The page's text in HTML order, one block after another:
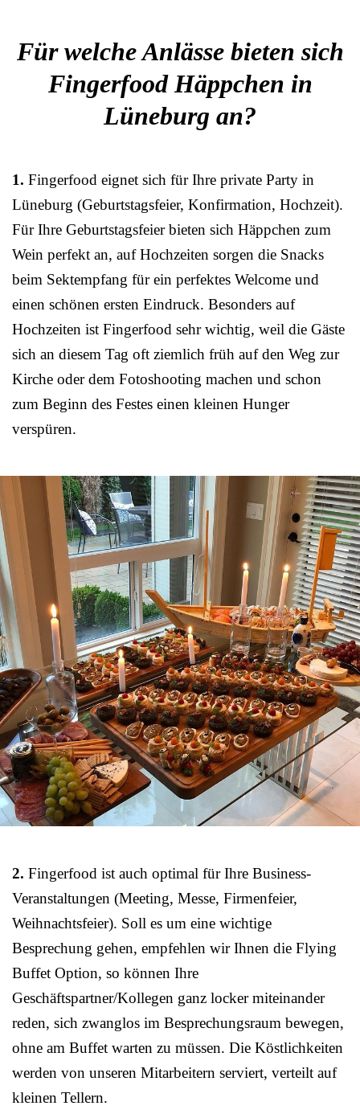
Für welche Anlässe bieten sich
Fingerfood Häppchen in
Lüneburg an?
1. Fingerfood eignet sich für Ihre private Party in
Lüneburg (Geburtstagsfeier, Konfirmation, Hochzeit).
Für Ihre Geburtstagsfeier bieten sich Häppchen zum
Wein perfekt an, auf Hochzeiten sorgen die Snacks
beim Sektempfang für ein perfektes Welcome und
einen schönen ersten Eindruck. Besonders auf
Hochzeiten ist Fingerfood sehr wichtig, weil die Gäste
sich an diesem Tag oft ziemlich früh auf den Weg zur
Kirche oder dem Fotoshooting machen und schon
zum Beginn des Festes einen kleinen Hunger
verspüren.
2. Fingerfood ist auch optimal für Ihre Business-
Veranstaltungen (Meeting, Messe, Firmenfeier,
Weihnachtsfeier). Soll es um eine wichtige
Besprechung gehen, empfehlen wir Ihnen die Flying
Buffet Option, so können Ihre
Geschäftspartner/Kollegen ganz locker miteinander
reden, sich zwanglos im Besprechungsraum bewegen,
ohne am Buffet warten zu müssen. Die Köstlichkeiten
werden von unseren Mitarbeitern serviert, verteilt auf
kleinen Tellern.